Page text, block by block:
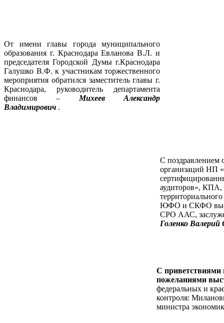
От имени главы города муниципального
образования г. Краснодара Евланова В.Л. и
председателя Городской Думы г.Краснодара
Галушко В.Ф. к участникам торжественного
мероприятия обратился заместитель главы г.
Краснодара, руководитель департамента
финансов – Михеев Александр
Владимирович .
С поздравлением
организаций НП
аудиторов»,
ЮФО и СКФО
СРО ААС,
Голенко Валерий
С
пожеланиями
федеральных и
контроля:
министра